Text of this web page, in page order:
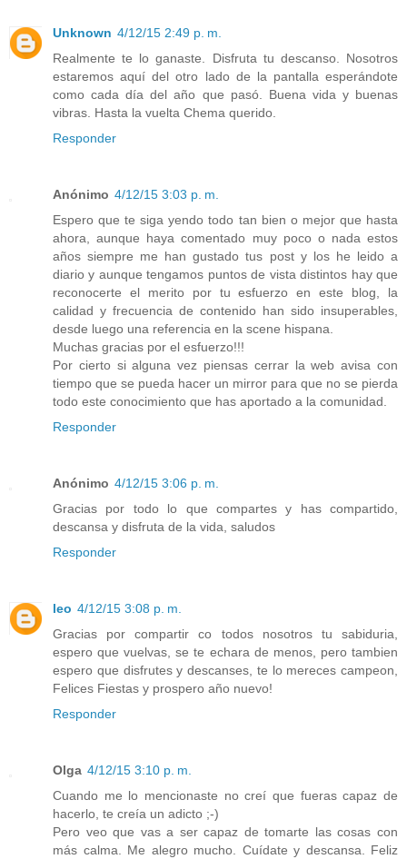
Unknown 4/12/15 2:49 p. m.
Realmente te lo ganaste. Disfruta tu descanso. Nosotros
estaremos aquí del otro lado de la pantalla esperándote
como cada día del año que pasó. Buena vida y buenas
vibras. Hasta la vuelta Chema querido.
Responder
Anónimo 4/12/15 3:03 p. m.
Espero que te siga yendo todo tan bien o mejor que hasta
ahora, aunque haya comentado muy poco o nada estos
años siempre me han gustado tus post y los he leido a
diario y aunque tengamos puntos de vista distintos hay que
reconocerte el merito por tu esfuerzo en este blog, la
calidad y frecuencia de contenido han sido insuperables,
desde luego una referencia en la scene hispana.
Muchas gracias por el esfuerzo!!!
Por cierto si alguna vez piensas cerrar la web avisa con
tiempo que se pueda hacer un mirror para que no se pierda
todo este conocimiento que has aportado a la comunidad.
Responder
Anónimo 4/12/15 3:06 p. m.
Gracias por todo lo que compartes y has compartido,
descansa y disfruta de la vida, saludos
Responder
leo 4/12/15 3:08 p. m.
Gracias por compartir co todos nosotros tu sabiduria,
espero que vuelvas, se te echara de menos, pero tambien
espero que disfrutes y descanses, te lo mereces campeon,
Felices Fiestas y prospero año nuevo!
Responder
Olga 4/12/15 3:10 p. m.
Cuando me lo mencionaste no creí que fueras capaz de
hacerlo, te creía un adicto ;-)
Pero veo que vas a ser capaz de tomarte las cosas con
más calma. Me alegro mucho. Cuídate y descansa. Feliz